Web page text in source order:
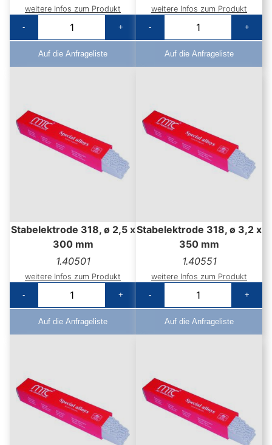
weitere Infos zum Produkt
-
+
Auf die Anfrageliste
weitere Infos zum Produkt
-
+
Auf die Anfrageliste
Stabelektrode 318, ø 2,5 x
300 mm
1.40501
weitere Infos zum Produkt
-
+
Auf die Anfrageliste
Stabelektrode 318, ø 3,2 x
350 mm
1.40551
weitere Infos zum Produkt
-
+
Auf die Anfrageliste